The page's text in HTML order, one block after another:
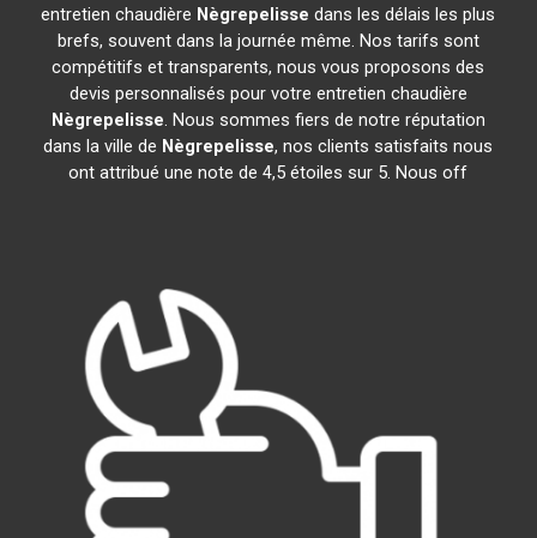
entretien chaudière Nègrepelisse dans les délais les plus
brefs, souvent dans la journée même. Nos tarifs sont
compétitifs et transparents, nous vous proposons des
devis personnalisés pour votre entretien chaudière
Nègrepelisse. Nous sommes fiers de notre réputation
dans la ville de Nègrepelisse, nos clients satisfaits nous
ont attribué une note de 4,5 étoiles sur 5. Nous off